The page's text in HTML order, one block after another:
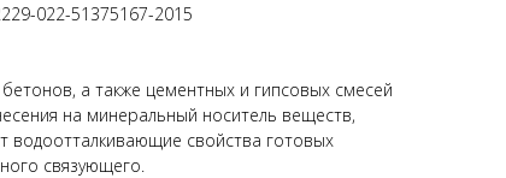
022-51375167-2015
а также цементных и гипсовых смесей
на минеральный носитель веществ,
водоотталкивающие свойства готовых
связующего.